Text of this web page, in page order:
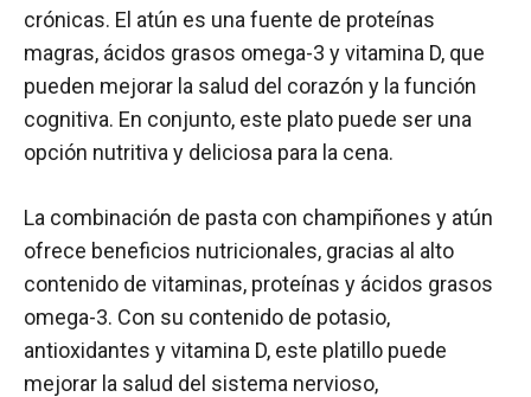
crónicas. El atún es una fuente de proteínas
magras, ácidos grasos omega-3 y vitamina D, que
pueden mejorar la salud del corazón y la función
cognitiva. En conjunto, este plato puede ser una
opción nutritiva y deliciosa para la cena.
La combinación de pasta con champiñones y atún
ofrece beneficios nutricionales, gracias al alto
contenido de vitaminas, proteínas y ácidos grasos
omega-3. Con su contenido de potasio,
antioxidantes y vitamina D, este platillo puede
mejorar la salud del sistema nervioso,